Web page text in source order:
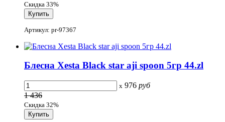
Скидка 33%
Артикул: pr-97367
Блесна Xesta Black star aji spoon 5гр 44.zl
x 976 руб
1 436
Скидка 32%